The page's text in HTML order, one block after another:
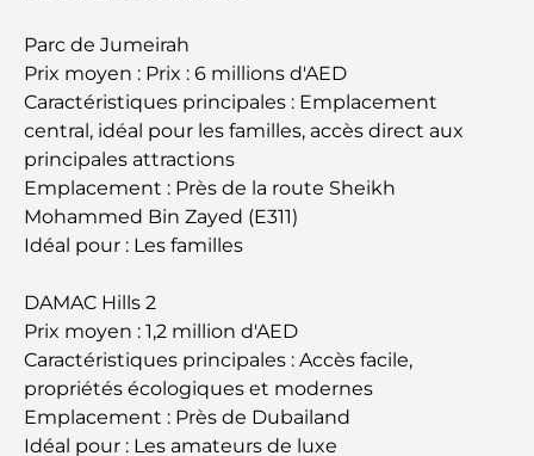
Les 10 pays les plus riches du monde
Activités à faire avec des enfants à Dubaï : un
guide complet pour les familles
Les meilleurs complexes hôteliers balnéaires de
Dubaï pour une escapade de luxe
Lieux romantiques à Dubaï pour des moments
inoubliables
Les meilleures options de séjour à Dubaï : Hôtels
et complexes hôteliers de premier plan
Parc de Jumeirah
Prix moyen : Prix : 6 millions d'AED
Caractéristiques principales : Emplacement
central, idéal pour les familles, accès direct aux
principales attractions
Emplacement : Près de la route Sheikh
Mohammed Bin Zayed (E311)
Idéal pour : Les familles
DAMAC Hills 2
Prix moyen : 1,2 million d'AED
Caractéristiques principales : Accès facile,
propriétés écologiques et modernes
Emplacement : Près de Dubailand
Idéal pour : Les amateurs de luxe